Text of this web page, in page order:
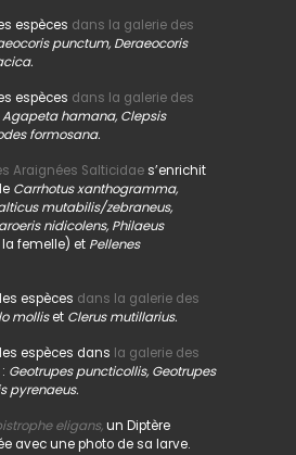
espèces dans la galerie des
punctum, Deraeocoris
espèces dans la galerie des
Agapeta hamana, Clepsis
formosana.
Araignées Salticidaes’enrichit
Carrhotus xanthogramma,
mutabilis/zebraneus,
nidicolens, Philaeus
femelle) et Pellenes
espèces dans la galerie des
molliset Clerus mutillarius.
espèces dans la galerie des
Geotrupes puncticollis, Geotrupes
pyrenaeus.
eligans,un Diptère
avec une photo de sa larve.